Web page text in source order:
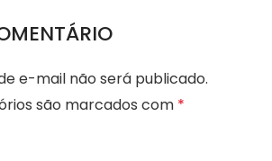
e-mail não será publicado.
são marcados com *